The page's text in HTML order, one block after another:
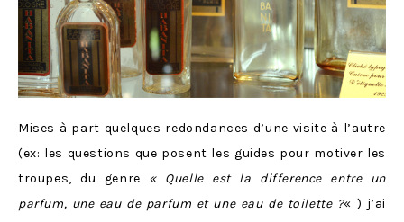
Mises à part quelques redondances d’une visite à l’autre
(ex: les questions que posent les guides pour motiver les
troupes, du genre « Quelle est la difference entre un
parfum, une eau de parfum et une eau de toilette ?« ) j’ai